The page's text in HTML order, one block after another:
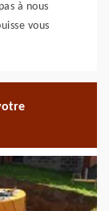
à nous
vous